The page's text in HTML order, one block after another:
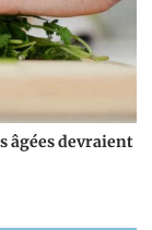
âgées devraient